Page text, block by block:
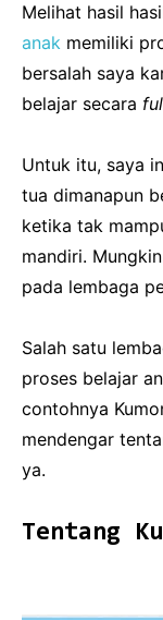
Melihat hasil
anak memiliki
bersalah saya
belajar secara
Untuk itu, saya
tua dimanapun
ketika tak
mandiri.
pada lembaga
Salah satu
proses belajar
contohnya
mendengar
ya.
Tentang